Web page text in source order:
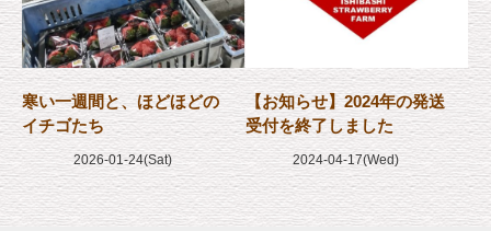
寒い一週間と、ほどほどの
イチゴたち
2026-01-24(Sat)
【お知らせ】2024年の発送
受付を終了しました
2024-04-17(Wed)